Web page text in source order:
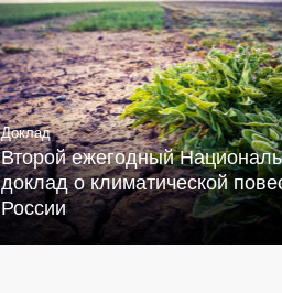
Доклад
Второй ежегодный
доклад о климатической
России